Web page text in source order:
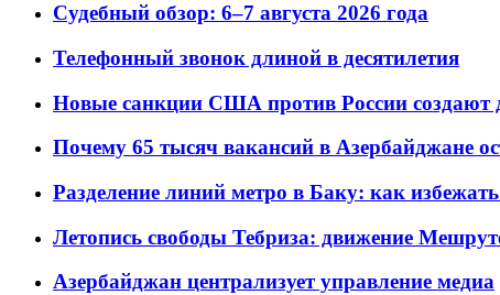
Судебный обзор: 6–7 августа 2026 года
Телефонный звонок длиной в десятилетия
Новые санкции США против России создают
Почему 65 тысяч вакансий в Азербайджане
Разделение линий метро в Баку: как
Летопись свободы Тебриза: движение
Азербайджан централизует управление медиа